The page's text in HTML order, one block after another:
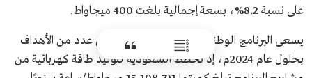
على نسبة 8.2%، بسعة إجمالية بلغت 400 ميجاواط.
يسعى البرنامج الوطني للطاقة المتجددة لتحقيق عدد من الأهداف
بحلول عام 2024م، إذ تخطط السعودية لتوليد طاقة كهربائية من